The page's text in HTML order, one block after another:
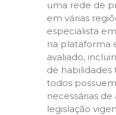
uma rede de
em várias
especialista
na plataforma
avaliado,
de habilidades
todos
necessárias
legislação